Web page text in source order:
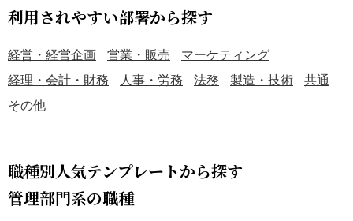
利用されやすい部署から探す
経営・経営企画 営業・販売
マーケティング
経理・会計・財務
人事・労務 法務 製造・技術
共通
その他
職種別人気テンプレートから探す
管理部門系の職種